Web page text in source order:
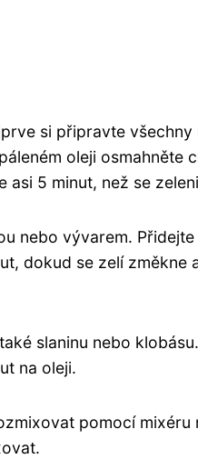
si připravte
oleji osmahněte
5 minut, než se
nebo vývarem.
dokud se zelí změkne
slaninu nebo
na oleji.
pomocí mixéru